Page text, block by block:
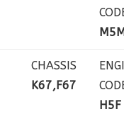
CHASSIS
K67,F67
H5F